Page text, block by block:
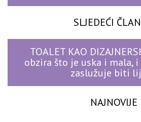
SLJEDEĆI
TOALET KAO
obzira što je uska i mala,
zaslužuje biti
NAJNOVIJE